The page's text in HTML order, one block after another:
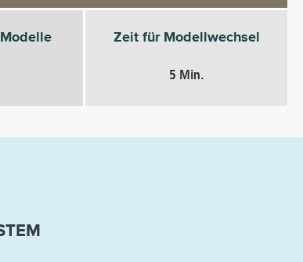
Zeit für Modellwechsel
5 Min.